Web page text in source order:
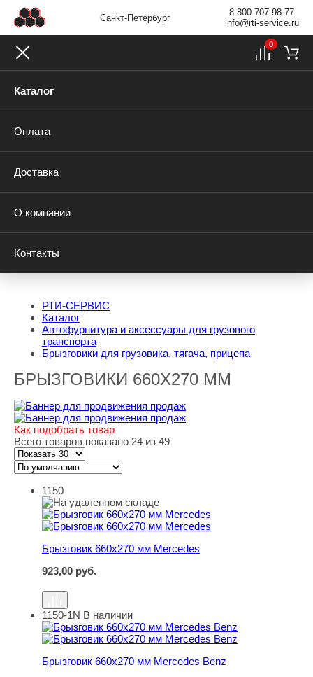
Санкт-Петербург
8 800 707 98 77
info@rti-service.ru
Каталог
Оплата
Доставка
О компании
Контакты
0
РТИ-СЕРВИС
Каталог
Автофурнитура и аксессуары для грузового
транспорта
Брызговики для грузовика, тягача, прицепа
БРЫЗГОВИКИ 660Х270 ММ
Как подобрать товар
Всего товаров показано 24 из 49
Брызговик 660х270 мм Mercedes
1150
Брызговик 660х270 мм Mercedes
923,00 руб.
Брызговик 660х270 мм Mercedes Benz
1150-1N В наличии
Брызговик 660х270 мм Mercedes Benz